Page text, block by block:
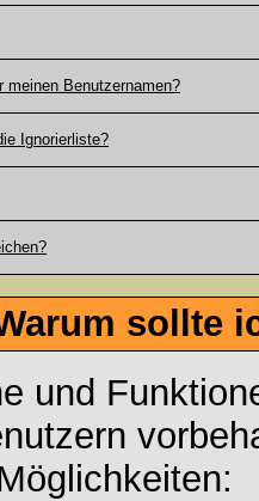
Benutzernamen?
Ignorierliste?
sollte
und